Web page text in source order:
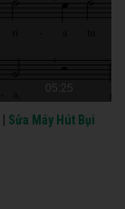
05:25
Sửa Máy Hút Bụi